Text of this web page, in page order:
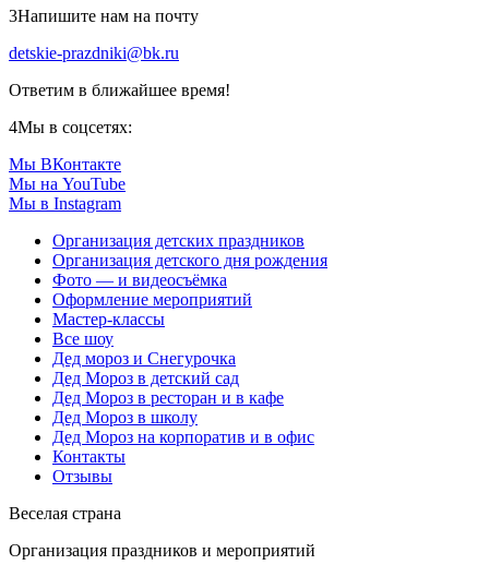
3Напишите нам на почту
detskie-prazdniki@bk.ru
Ответим в ближайшее время!
4Мы в соцсетях:
Мы ВКонтакте
Мы на YouTube
Мы в Instagram
Организация детских праздников
Организация детского дня рождения
Фото — и видеосъёмка
Оформление мероприятий
Мастер-классы
Все шоу
Дед мороз и Снегурочка
Дед Мороз в детский сад
Дед Мороз в ресторан и в кафе
Дед Мороз в школу
Дед Мороз на корпоратив и в офис
Контакты
Отзывы
Веселая страна
Организация праздников и мероприятий